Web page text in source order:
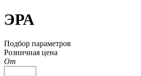
ЭРА
Подбор параметров
Розничная цена
От